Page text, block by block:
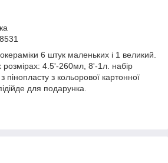
6 штук маленьких і 1 великий.
розмірах: 4.5'-260мл, 8'-1л. набір
пінопласту з кольорової картонної
для подарунка.